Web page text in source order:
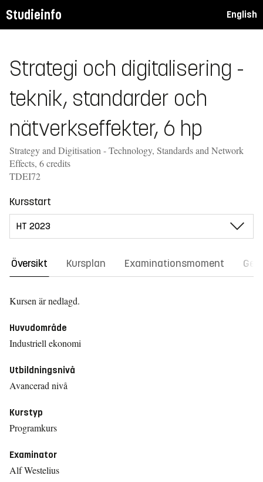
Studieinfo English
Strategi och digitalisering -
teknik, standarder och
nätverkseffekter, 6 hp
Strategy and Digitisation - Technology, Standards and Network
Effects, 6 credits
TDEI72
Kursstart
Översikt Kursplan Examinationsmoment
Kursen är nedlagd.
Huvudområde
Industriell ekonomi
Utbildningsnivå
Avancerad nivå
Kurstyp
Programkurs
Examinator
Alf Westelius